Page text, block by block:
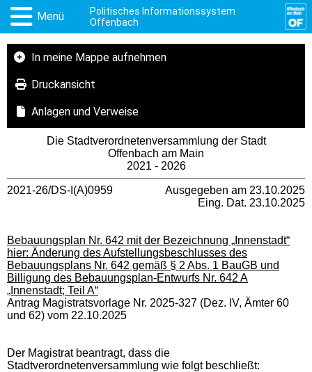
Menü
Politisches Informationssystem
Offenbach
In meine Mappe aufnehmen
Druckansicht
Anlagen und Verweise
Die Stadtverordnetenversammlung der Stadt
Offenbach am Main
2021 - 2026
2021-26/DS-I(A)0959
Ausgegeben am 23.10.2025
Eing. Dat. 23.10.2025
Bebauungsplan Nr. 642 mit der Bezeichnung „Innenstadt“
hier: Änderung des Aufstellungsbeschlusses des
Bebauungsplans Nr. 642 gemäß § 2 Abs. 1 BauGB und
Billigung des Bebauungsplan-Entwurfs Nr. 642 A
„Innenstadt; Teil A“
Antrag Magistratsvorlage Nr. 2025-327 (Dez. IV, Ämter 60
und 62) vom 22.10.2025
Der Magistrat beantragt, dass die
Stadtverordnetenversammlung wie folgt beschließt: